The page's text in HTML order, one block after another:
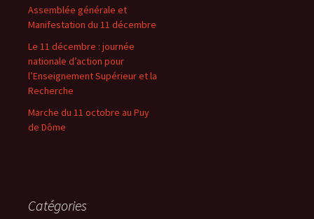
Assemblée générale et
Manifestation du 11 décembre
Le 11 décembre : journée
nationale d’action pour
l’Enseignement Supérieur et la
Recherche
Marche du 11 octobre au Puy
de Dôme
Catégories